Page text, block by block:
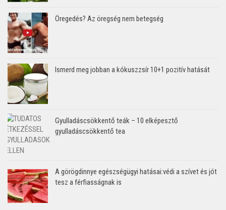
Öregedés? Az öregség nem betegség
Ismerd meg jobban a kókuszzsír 10+1 pozitív hatását
Gyulladáscsökkentő teák – 10 elképesztő
gyulladáscsökkentő tea
A görögdinnye egészségügyi hatásai:védi a szívet és jót
tesz a férfiasságnak is